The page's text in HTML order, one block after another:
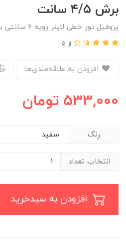
برش ۴/۵ سانت
پروفیل نور خطی لاینر رویه ۶ سانتی به همراه دفیوزر وارداتی
از 5
533,000 تومان
رنگ
انتخاب تعداد